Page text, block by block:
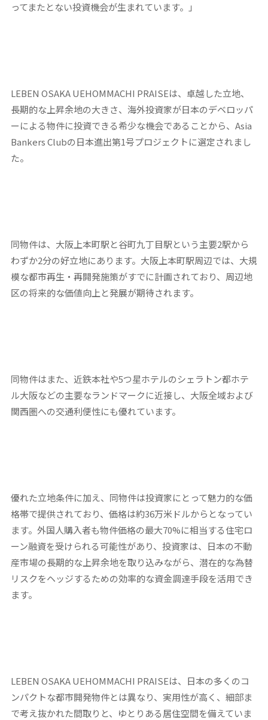
ってまたとない投資機会が生まれています。」
LEBEN OSAKA UEHOMMACHI PRAISEは、卓越した立地、
長期的な上昇余地の大きさ、海外投資家が日本のデベロッパ
ーによる物件に投資できる希少な機会であることから、Asia
Bankers Clubの日本進出第1号プロジェクトに選定されまし
た。
同物件は、大阪上本町駅と谷町九丁目駅という主要2駅から
わずか2分の好立地にあります。大阪上本町駅周辺では、大規
模な都市再生・再開発施策がすでに計画されており、周辺地
区の将来的な価値向上と発展が期待されます。
同物件はまた、近鉄本社や5つ星ホテルのシェラトン都ホテ
ル大阪などの主要なランドマークに近接し、大阪全域および
関西圏への交通利便性にも優れています。
優れた立地条件に加え、同物件は投資家にとって魅力的な価
格帯で提供されており、価格は約36万米ドルからとなってい
ます。外国人購入者も物件価格の最大70%に相当する住宅ロ
ーン融資を受けられる可能性があり、投資家は、日本の不動
産市場の長期的な上昇余地を取り込みながら、潜在的な為替
リスクをヘッジするための効率的な資金調達手段を活用でき
ます。
LEBEN OSAKA UEHOMMACHI PRAISEは、日本の多くのコ
ンパクトな都市開発物件とは異なり、実用性が高く、細部ま
で考え抜かれた間取りと、ゆとりある居住空間を備えていま